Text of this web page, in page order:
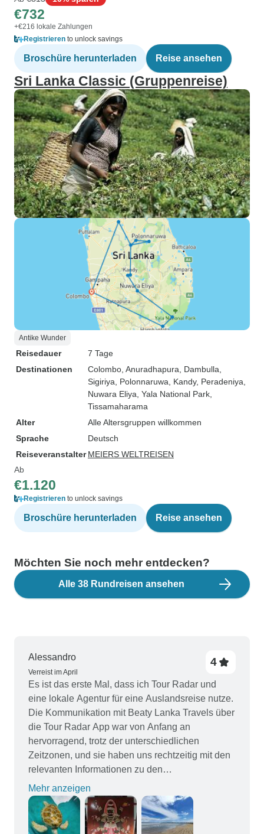
€732
+€216 lokale Zahlungen
Registrieren to unlock savings
Broschüre herunterladen Reise ansehen
Sri Lanka Classic (Gruppenreise)
Antike Wunder
Reisedauer
7 Tage
Destinationen
Colombo , Anuradhapura , Dambulla
Sigiriya , Polonnaruwa , Kandy, Peradeniya
Nuwara Eliya , Yala National Park
Tissamaharama
Alter
Alle Altersgruppen willkommen
Sprache
Deutsch
Reiseveranstalter MEIERS WELTREISEN
Ab
€1.120
Registrieren to unlock savings
Broschüre herunterladen Reise ansehen
Möchten Sie noch mehr entdecken?
Alle 38 Rundreisen ansehen
Alessandro
Verreist im April
4
Es ist das erste Mal, dass ich Tour Radar und
eine lokale Agentur für eine Auslandsreise nutze.
Die Kommunikation mit Beaty Lanka Travels über
die Tour Radar App war von Anfang an
hervorragend, trotz der unterschiedlichen
Zeitzonen, und sie haben uns rechtzeitig mit den
relevanten Informationen zu den
Reisevorbereitungen versorgt. Die Tour war
großartig, wir haben alles besichtigt, was im
Reiseplan aufgeführt war, was uns sehr gut
gefallen hat und wir haben auch eine optionale
Mehr anzeigen